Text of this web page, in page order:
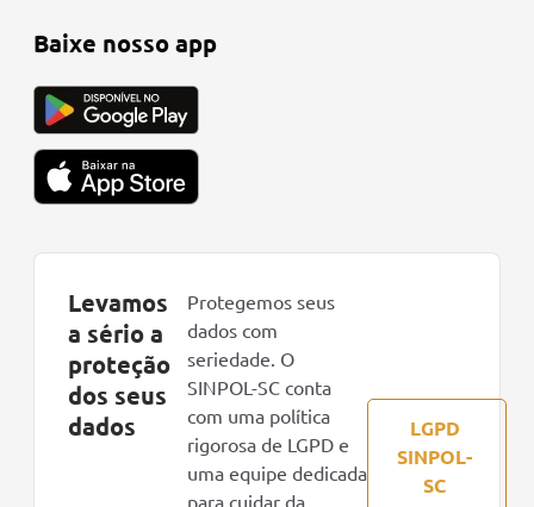
Baixe nosso app
Levamos
a sério a
proteção
dos seus
dados
Protegemos seus
dados com
seriedade. O
SINPOL-SC conta
com uma política
rigorosa de LGPD e
uma equipe dedicada
para cuidar da
LGPD
SINPOL-
SC